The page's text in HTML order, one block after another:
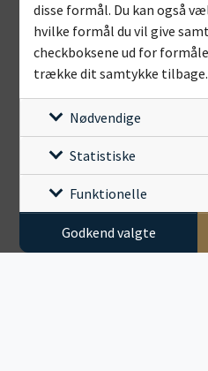
disse formål. Du kan også
hvilke formål du vil give
checkboksene ud for
trække dit samtykke tilbage.
Nødvendige
Statistiske
Funktionelle
Godkend valgte